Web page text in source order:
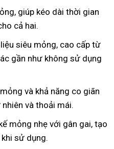
giúp kéo dài thời gian
cả hai.
siêu mỏng, cao cấp từ
gần như không sử dụng
và khả năng co giãn
và thoải mái.
mỏng nhẹ với gân gai, tạo
sử dụng.